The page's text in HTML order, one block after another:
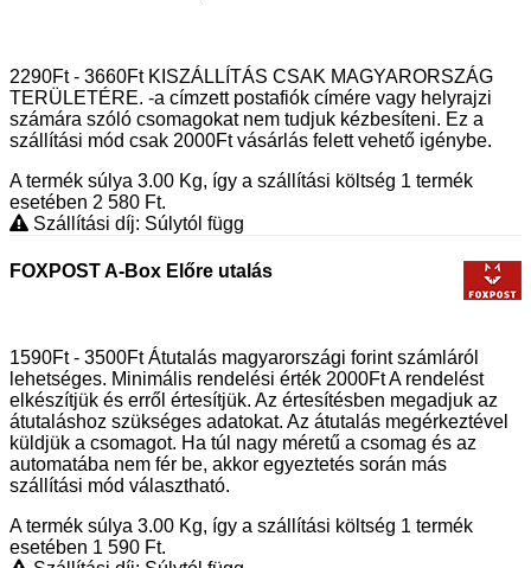
2290Ft - 3660Ft KISZÁLLÍTÁS CSAK MAGYARORSZÁG
TERÜLETÉRE. -a címzett postafiók címére vagy helyrajzi
számára szóló csomagokat nem tudjuk kézbesíteni. Ez a
szállítási mód csak 2000Ft vásárlás felett vehető igénybe.
A termék súlya 3.00 Kg, így a szállítási költség 1 termék
esetében 2 580 Ft.
Szállítási díj: Súlytól függ
FOXPOST A-Box Előre utalás
1590Ft - 3500Ft Átutalás magyarországi forint számláról
lehetséges. Minimális rendelési érték 2000Ft A rendelést
elkészítjük és erről értesítjük. Az értesítésben megadjuk az
átutaláshoz szükséges adatokat. Az átutalás megérkeztével
küldjük a csomagot. Ha túl nagy méretű a csomag és az
automatába nem fér be, akkor egyeztetés során más
szállítási mód választható.
A termék súlya 3.00 Kg, így a szállítási költség 1 termék
esetében 1 590 Ft.